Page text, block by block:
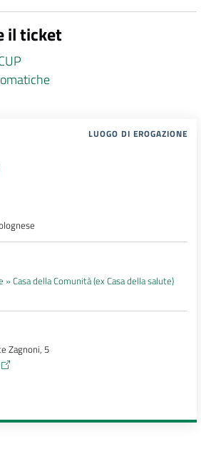
il ticket
LUOGO DI EROGAZIONE
»Casa della Comunità (ex Casa della salute)
Zagnoni, 5